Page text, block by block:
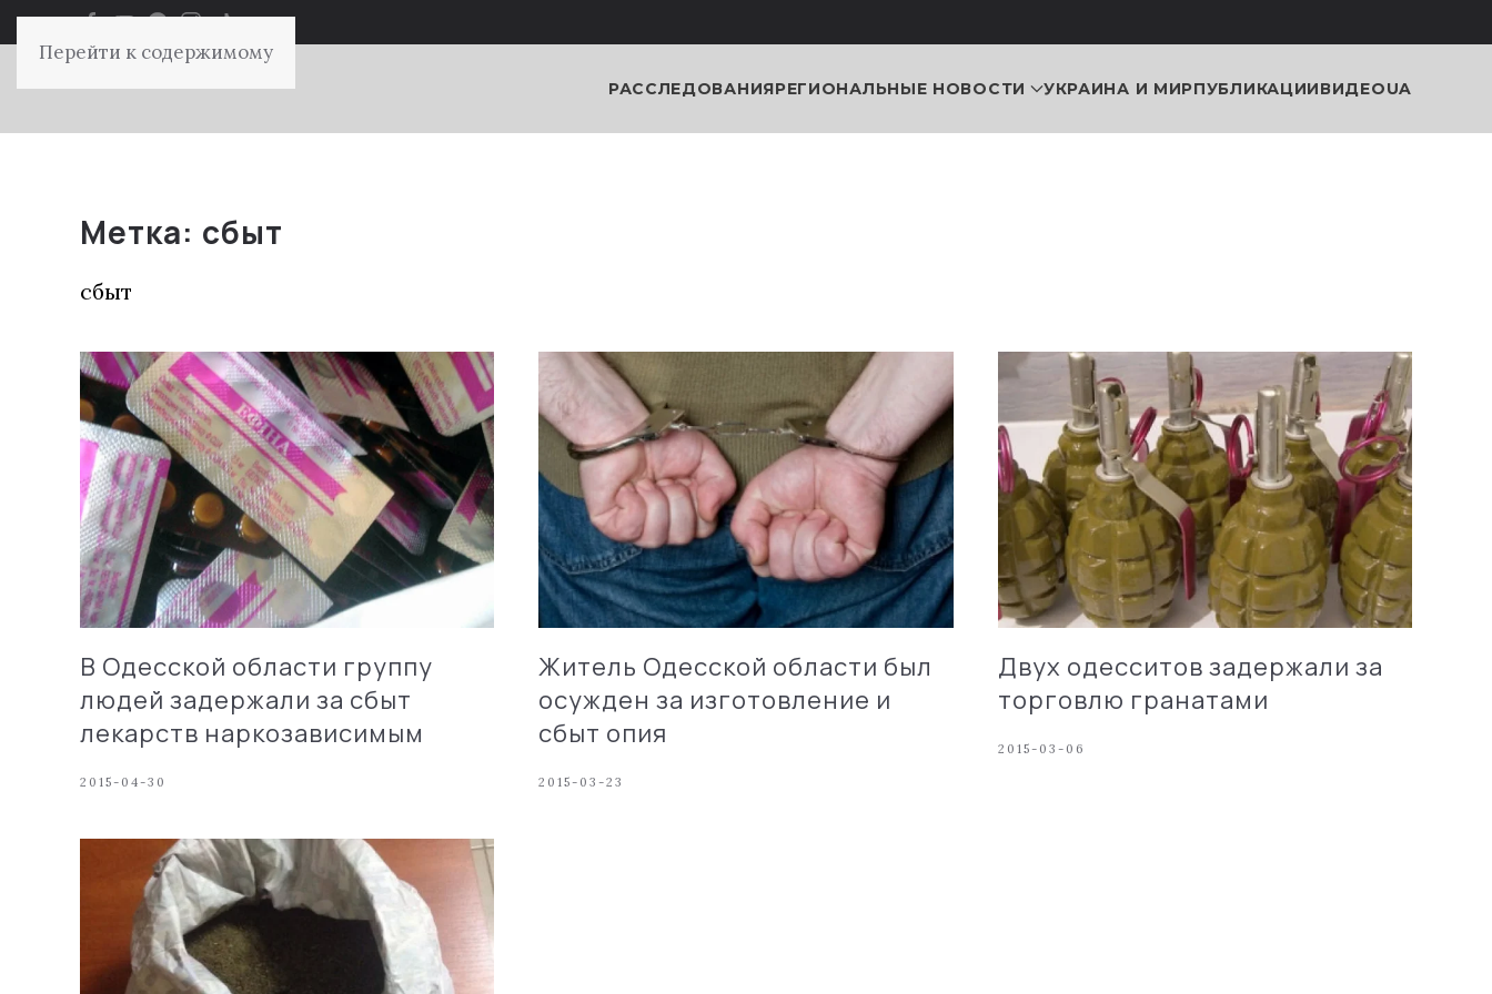
Перейти к содержимому
РАССЛЕДОВАНИЯРЕГИОНАЛЬНЫЕ НОВОСТИ УКРАИНА И МИРПУБЛИКАЦИИВИДЕОUA
Метка: сбыт
сбыт
В Одесской области группу
людей задержали за сбыт
лекарств наркозависимым
2015-04-30
Житель Одесской области был
осужден за изготовление и
сбыт опия
2015-03-23
Двух одесситов задержали за
торговлю гранатами
2015-03-06